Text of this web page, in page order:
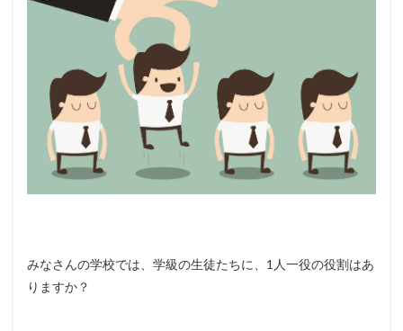
みなさんの学校では、学級の生徒たちに、1人一役の役割はあ
りますか？